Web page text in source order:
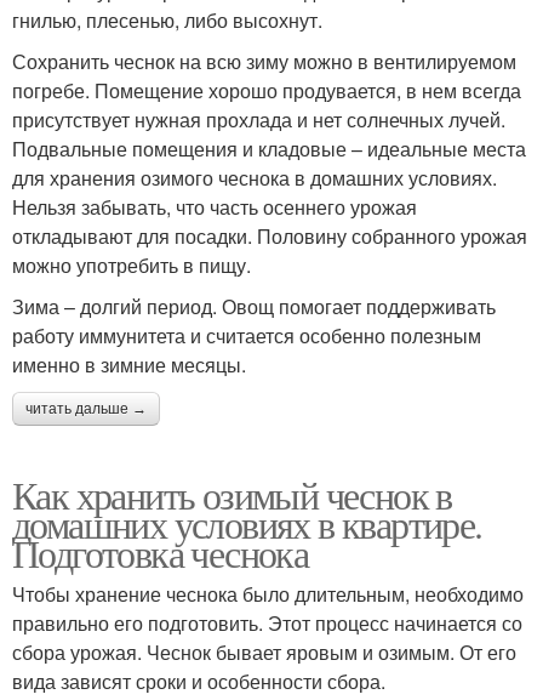
гнилью, плесенью, либо высохнут.
Сохранить чеснок на всю зиму можно в вентилируемом
погребе. Помещение хорошо продувается, в нем всегда
присутствует нужная прохлада и нет солнечных лучей.
Подвальные помещения и кладовые – идеальные места
для хранения озимого чеснока в домашних условиях.
Нельзя забывать, что часть осеннего урожая
откладывают для посадки. Половину собранного урожая
можно употребить в пищу.
Зима – долгий период. Овощ помогает поддерживать
работу иммунитета и считается особенно полезным
именно в зимние месяцы.
читать дальше →
Как хранить озимый чеснок в
домашних условиях в квартире.
Подготовка чеснока
Чтобы хранение чеснока было длительным, необходимо
правильно его подготовить. Этот процесс начинается со
сбора урожая. Чеснок бывает яровым и озимым. От его
вида зависят сроки и особенности сбора.